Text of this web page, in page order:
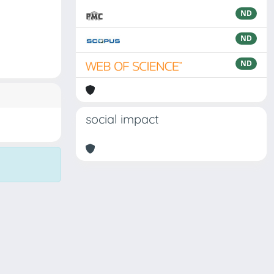
ND
ND
ND
social impact